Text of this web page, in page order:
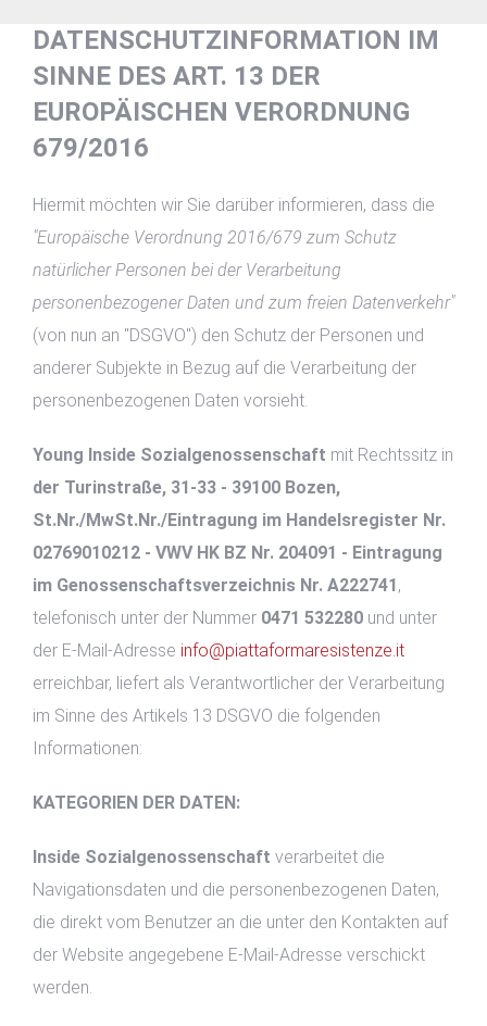
DATENSCHUTZINFORMATION IM
SINNE DES ART. 13 DER
EUROPÄISCHEN VERORDNUNG
679/2016
Hiermit möchten wir Sie darüber informieren, dass die
"Europäische Verordnung 2016/679 zum Schutz
natürlicher Personen bei der Verarbeitung
personenbezogener Daten und zum freien Datenverkehr"
(von nun an "DSGVO") den Schutz der Personen und
anderer Subjekte in Bezug auf die Verarbeitung der
personenbezogenen Daten vorsieht.
Young Inside Sozialgenossenschaft mit Rechtssitz in
der Turinstraße, 31-33 - 39100 Bozen,
St.Nr./MwSt.Nr./Eintragung im Handelsregister Nr.
02769010212 - VWV HK BZ Nr. 204091 - Eintragung
im Genossenschaftsverzeichnis Nr. A222741 ,
telefonisch unter der Nummer 0471 532280 und unter
der E-Mail-Adresse info@piattaformaresistenze.it
erreichbar, liefert als Verantwortlicher der Verarbeitung
im Sinne des Artikels 13 DSGVO die folgenden
Informationen:
KATEGORIEN DER DATEN:
Inside Sozialgenossenschaft verarbeitet die
Navigationsdaten und die personenbezogenen Daten,
die direkt vom Benutzer an die unter den Kontakten auf
der Website angegebene E-Mail-Adresse verschickt
werden.